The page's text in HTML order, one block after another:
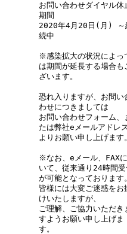
お問い合わせダイヤル休
期間
2020年4月20日(月) ～
続中
※感染拡大の状況によっ
は期間が延長する場合も
ざいます。
恐れ入りますが、お問い
わせにつきましては
お問い合わせフォーム、
たは弊社eメールアドレ
よりお願い申し上げます。
※なお、eメール、FAX
いて、従来通り24時間
が可能となっております。
皆様には大変ご迷惑をお
けいたしますが、
ご理解、ご協力いただき
すようお願い申し上げま
す。